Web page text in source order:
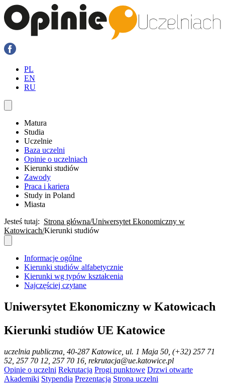
PL
EN
RU
Matura
Studia
Uczelnie
Baza uczelni
Opinie o uczelniach
Kierunki studiów
Zawody
Praca i kariera
Study in Poland
Miasta
Jesteś tutaj: Strona główna Uniwersytet Ekonomiczny w
Katowicach Kierunki studiów
Informacje ogólne
Kierunki studiów alfabetycznie
Kierunki wg typów kształcenia
Najczęściej czytane
Uniwersytet Ekonomiczny w Katowicach
Kierunki studiów UE Katowice
uczelnia publiczna , 40-287 Katowice, ul. 1 Maja 50, (+32) 257 71
52, 257 70 12, 257 70 16, rekrutacja@ue.katowice.pl
Opinie o uczelni Rekrutacja Progi punktowe Drzwi otwarte
Akademiki Stypendia Prezentacja Strona uczelni